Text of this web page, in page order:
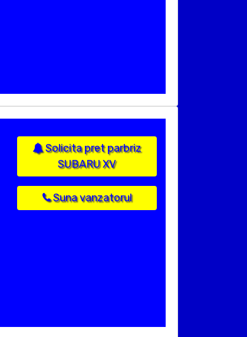
Solicita pret parbriz
SUBARU XV
Suna vanzatorul